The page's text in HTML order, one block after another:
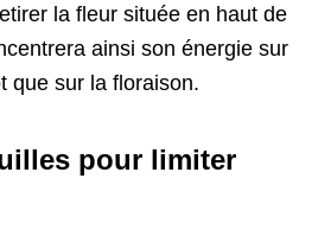
la fleur située en haut de
ainsi son énergie sur
que sur la floraison.
pour limiter